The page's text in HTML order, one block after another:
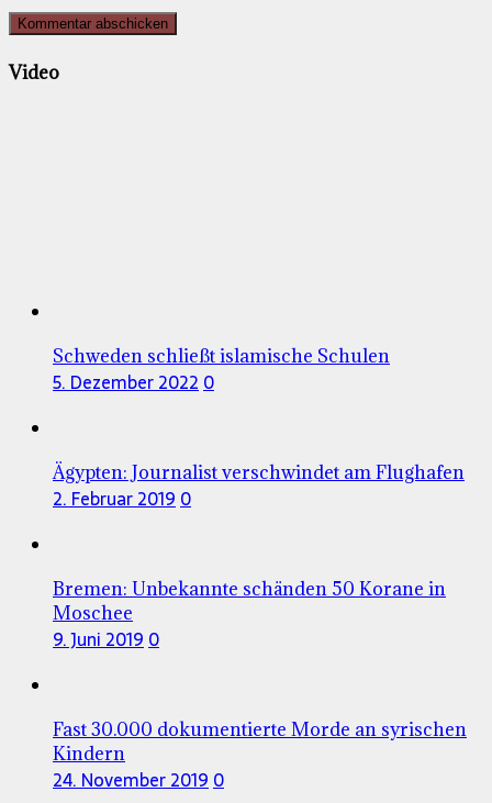
Video
Schweden schließt islamische Schulen
5. Dezember 2022 0
Ägypten: Journalist verschwindet am Flughafen
2. Februar 2019 0
Bremen: Unbekannte schänden 50 Korane in
Moschee
9. Juni 2019 0
Fast 30.000 dokumentierte Morde an syrischen
Kindern
24. November 2019 0